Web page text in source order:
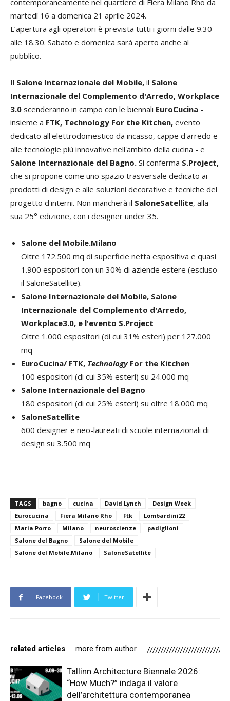
contemporaneamente nel quartiere di Fiera Milano Rho da
martedì 16 a domenica 21 aprile 2024.
L’apertura agli operatori è prevista tutti i giorni dalle 9.30
alle 18.30. Sabato e domenica sarà aperto anche al
pubblico.
Il Salone Internazionale del Mobile, il Salone
Internazionale del Complemento d'Arredo, Workplace
3.0 scenderanno in campo con le biennali EuroCucina -
insieme a FTK, Technology For the Kitchen, evento
dedicato all'elettrodomestico da incasso, cappe d'arredo e
alle tecnologie più innovative nell'ambito della cucina - e
Salone Internazionale del Bagno. Si conferma S.Project,
che si propone come uno spazio trasversale dedicato ai
prodotti di design e alle soluzioni decorative e tecniche del
progetto d'interni. Non mancherà il SaloneSatellite, alla
sua 25° edizione, con i designer under 35.
Salone del Mobile.Milano
Oltre 172.500 mq di superficie netta espositiva e quasi
1.900 espositori con un 30% di aziende estere (escluso
il SaloneSatellite).
Salone Internazionale del Mobile, Salone
Internazionale del Complemento d'Arredo,
Workplace3.0, e l'evento S.Project
Oltre 1.000 espositori (di cui 31% esteri) per 127.000
mq
EuroCucina/ FTK, Technology For the Kitchen
100 espositori (di cui 35% esteri) su 24.000 mq
Salone Internazionale del Bagno
180 espositori (di cui 25% esteri) su oltre 18.000 mq
SaloneSatellite
600 designer e neo-laureati di scuole internazionali di
design su 3.500 mq
TAGS bagno cucina David Lynch
Design Week
Eurocucina
Fiera Milano Rho Ftk
Lombardini22
Maria Porro
Milano neuroscienze
padiglioni
Salone del Bagno
Salone del Mobile
Salone del Mobile.Milano
SaloneSatellite
Facebook Twitter
related articles more from author
Tallinn Architecture Biennale 2026:
“How Much?” indaga il valore
dell’architettura contemporanea